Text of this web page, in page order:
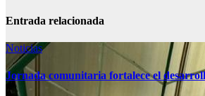
Entrada relacionada
Noticias
Jornada comunitaria fortalece el